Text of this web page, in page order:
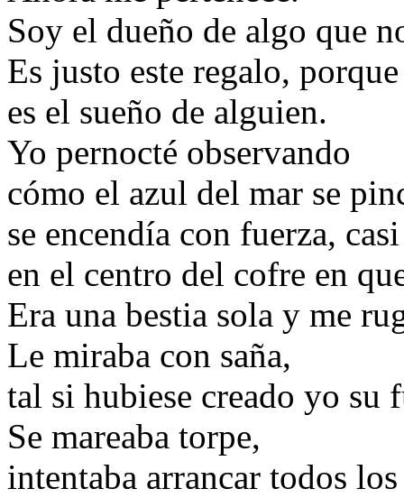
Soy el dueño de algo que
Es justo este regalo,
es el sueño de alguien.
Yo pernocté observando
cómo el azul del mar se
se encendía con fuerza,
en el centro del cofre en
Era una bestia sola y me
Le miraba con saña,
tal si hubiese creado yo su
Se mareaba torpe,
intentaba arrancar todos